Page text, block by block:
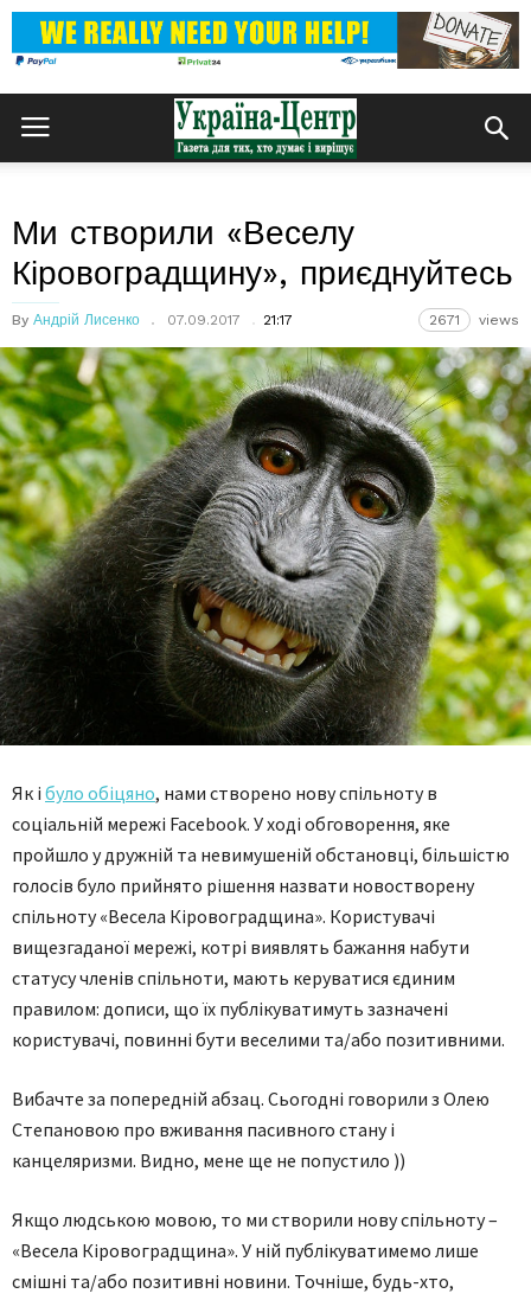
Ми створили «Веселу
Кіровоградщину», приєднуйтесь
By Андрій Лисенко 07.09.2017 21:17 2671 views
Як і було обіцяно, нами створено нову спільноту в
соціальній мережі Facebook. У ході обговорення, яке
пройшло у дружній та невимушеній обстановці, більшістю
голосів було прийнято рішення назвати новостворену
спільноту «Весела Кіровоградщина». Користувачі
вищезгаданої мережі, котрі виявлять бажання набути
статусу членів спільноти, мають керуватися єдиним
правилом: дописи, що їх публікуватимуть зазначені
користувачі, повинні бути веселими та/або позитивними.
Вибачте за попередній абзац. Сьогодні говорили з Олею
Степановою про вживання пасивного стану і
канцеляризми. Видно, мене ще не попустило ))
Якщо людською мовою, то ми створили нову спільноту –
«Весела Кіровоградщина». У ній публікуватимемо лише
смішні та/або позитивні новини. Точніше, будь-хто,